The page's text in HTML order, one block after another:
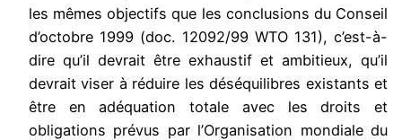
les mêmes objectifs que les conclusions du Conseil
d’octobre 1999 (doc. 12092/99 WTO 131), c’est-à-
dire qu’il devrait être exhaustif et ambitieux, qu’il
devrait viser à réduire les déséquilibres existants et
être en adéquation totale avec les droits et
obligations prévus par l’Organisation mondiale du